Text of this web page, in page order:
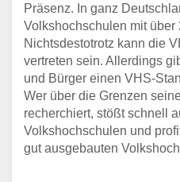
Präsenz. In ganz
Volkshochschulen mit über
Nichtsdestotrotz kann die
vertreten sein. Allerdings
und Bürger einen VHS-
Wer über die Grenzen
recherchiert, stößt schnell
Volkshochschulen und
gut ausgebauten